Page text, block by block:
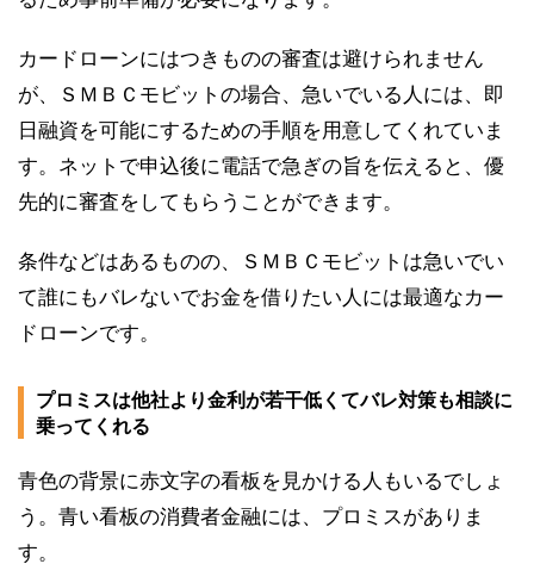
カードローンにはつきものの審査は避けられません
が、ＳＭＢＣモビットの場合、急いでいる人には、即
日融資を可能にするための手順を用意してくれていま
す。ネットで申込後に電話で急ぎの旨を伝えると、優
先的に審査をしてもらうことができます。
条件などはあるものの、ＳＭＢＣモビットは急いでい
て誰にもバレないでお金を借りたい人には最適なカー
ドローンです。
プロミスは他社より金利が若干低くてバレ対策も相談に
乗ってくれる
青色の背景に赤文字の看板を見かける人もいるでしょ
う。青い看板の消費者金融には、プロミスがありま
す。